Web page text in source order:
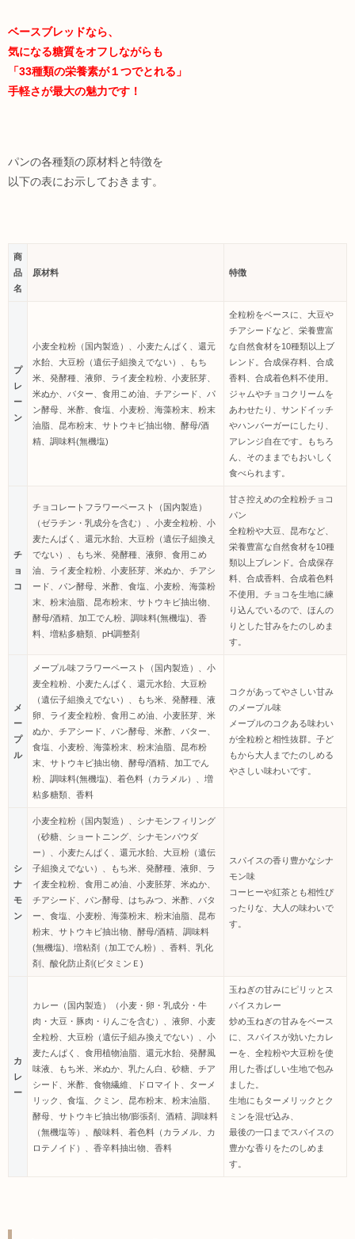
ベースブレッドなら、
気になる糖質をオフしながらも
「33種類の栄養素が１つでとれる」
手軽さが最大の魅力です！
パンの各種類の原材料と特徴を
以下の表にお示しておきます。
商
品
名
原材料 特徴
プ
レ
ー
ン
小麦全粒粉（国内製造）、小麦たんぱく、還元
水飴、大豆粉（遺伝子組換えでない）、もち
米、発酵種、液卵、ライ麦全粒粉、小麦胚芽、
米ぬか、バター、食用こめ油、チアシード、パ
ン酵母、米酢、食塩、小麦粉、海藻粉末、粉末
油脂、昆布粉末、サトウキビ抽出物、酵母/酒
精、調味料(無機塩)
全粒粉をベースに、大豆や
チアシードなど、栄養豊富
な自然食材を10種類以上ブ
レンド。合成保存料、合成
香料、合成着色料不使用。
ジャムやチョコクリームを
あわせたり、サンドイッチ
やハンバーガーにしたり、
アレンジ自在です。もちろ
ん、そのままでもおいしく
食べられます。
チ
ョ
コ
チョコレートフラワーペースト（国内製造）
（ゼラチン・乳成分を含む）、小麦全粒粉、小
麦たんぱく、還元水飴、大豆粉（遺伝子組換え
でない）、もち米、発酵種、液卵、食用こめ
油、ライ麦全粒粉、小麦胚芽、米ぬか、チアシ
ード、パン酵母、米酢、食塩、小麦粉、海藻粉
末、粉末油脂、昆布粉末、サトウキビ抽出物、
酵母/酒精、加工でん粉、調味料(無機塩)、香
料、増粘多糖類、pH調整剤
甘さ控えめの全粒粉チョコ
パン
全粒粉や大豆、昆布など、
栄養豊富な自然食材を10種
類以上ブレンド。合成保存
料、合成香料、合成着色料
不使用。チョコを生地に練
り込んでいるので、ほんの
りとした甘みをたのしめま
す。
メ
ー
プ
ル
メープル味フラワーペースト（国内製造）、小
麦全粒粉、小麦たんぱく、還元水飴、大豆粉
（遺伝子組換えでない）、もち米、発酵種、液
卵、ライ麦全粒粉、食用こめ油、小麦胚芽、米
ぬか、チアシード、パン酵母、米酢、バター、
食塩、小麦粉、海藻粉末、粉末油脂、昆布粉
末、サトウキビ抽出物、酵母/酒精、加工でん
粉、調味料(無機塩)、着色料（カラメル）、増
粘多糖類、香料
コクがあってやさしい甘み
のメープル味
メープルのコクある味わい
が全粒粉と相性抜群。子ど
もから大人までたのしめる
やさしい味わいです。
シ
ナ
モ
ン
小麦全粒粉（国内製造）、シナモンフィリング
（砂糖、ショートニング、シナモンパウダ
ー）、小麦たんぱく、還元水飴、大豆粉（遺伝
子組換えでない）、もち米、発酵種、液卵、ラ
イ麦全粒粉、食用こめ油、小麦胚芽、米ぬか、
チアシード、パン酵母、はちみつ、米酢、バタ
ー、食塩、小麦粉、海藻粉末、粉末油脂、昆布
粉末、サトウキビ抽出物、酵母/酒精、調味料
(無機塩)、増粘剤（加工でん粉）、香料、乳化
剤、酸化防止剤(ビタミンＥ)
スパイスの香り豊かなシナ
モン味
コーヒーや紅茶とも相性ぴ
ったりな、大人の味わいで
す。
カ
レ
ー
カレー（国内製造）（小麦・卵・乳成分・牛
肉・大豆・豚肉・りんごを含む）、液卵、小麦
全粒粉、大豆粉（遺伝子組み換えでない）、小
麦たんぱく、食用植物油脂、還元水飴、発酵風
味液、もち米、米ぬか、乳たん白、砂糖、チア
シード、米酢、食物繊維、ドロマイト、ターメ
リック、食塩、クミン、昆布粉末、粉末油脂、
酵母、サトウキビ抽出物/膨張剤、酒精、調味料
（無機塩等）、酸味料、着色料（カラメル、カ
ロテノイド）、香辛料抽出物、香料
玉ねぎの甘みにピリッとス
パイスカレー
炒め玉ねぎの甘みをベース
に、スパイスが効いたカレ
ーを、全粒粉や大豆粉を使
用した香ばしい生地で包み
ました。
生地にもターメリックとク
ミンを混ぜ込み、
最後の一口までスパイスの
豊かな香りをたのしめま
す。